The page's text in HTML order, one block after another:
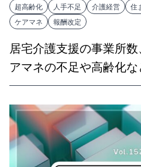
超高齢化 人手不足 介護経営 住
ケアマネ
報酬改定
居宅介護支援の事業所
アマネの不足や高齢化